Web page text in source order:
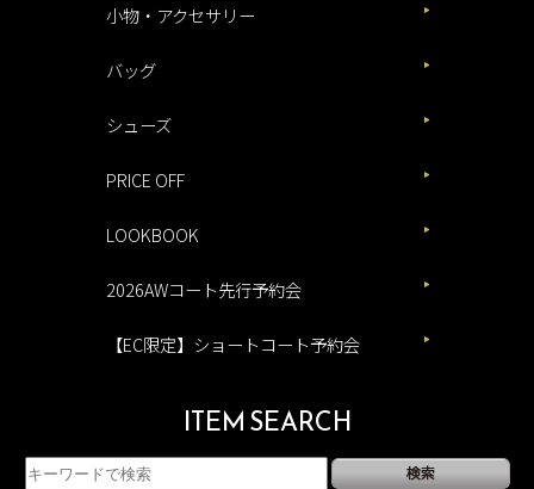
小物・アクセサリー
バッグ
シューズ
PRICE OFF
LOOKBOOK
2026AWコート先行予約会
【EC限定】ショートコート予約会
ITEM SEARCH